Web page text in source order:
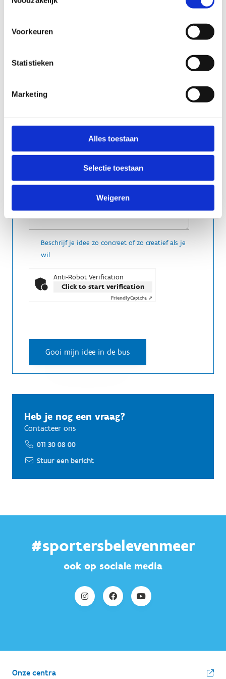
Voorkeuren
Statistieken
Marketing
Alles toestaan
Selectie toestaan
Weigeren
Beschrijf je idee zo concreet of zo creatief als je
wil
Anti-Robot Verification
Click to start verification
FriendlyCaptcha ⇗
Heb je nog een vraag?
Contacteer ons
011 30 08 00
Stuur een bericht
#sportersbelevenmeer
ook op sociale media
Onze centra